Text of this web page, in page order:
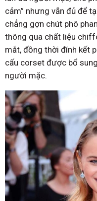
cảm” nhưng vẫn đủ để
chẳng gợn chút phô
thông qua chất liệu
mắt, đồng thời đính kết
cấu corset được bổ
người mặc.